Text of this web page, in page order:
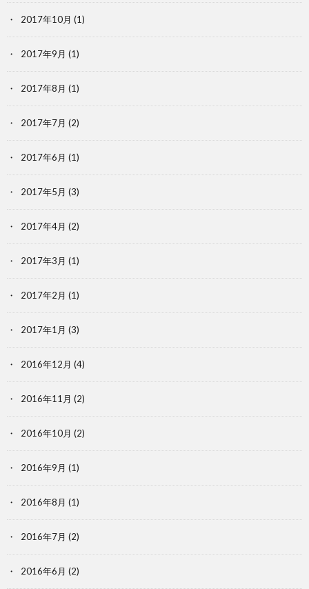
2017年10月 (1)
2017年9月 (1)
2017年8月 (1)
2017年7月 (2)
2017年6月 (1)
2017年5月 (3)
2017年4月 (2)
2017年3月 (1)
2017年2月 (1)
2017年1月 (3)
2016年12月 (4)
2016年11月 (2)
2016年10月 (2)
2016年9月 (1)
2016年8月 (1)
2016年7月 (2)
2016年6月 (2)